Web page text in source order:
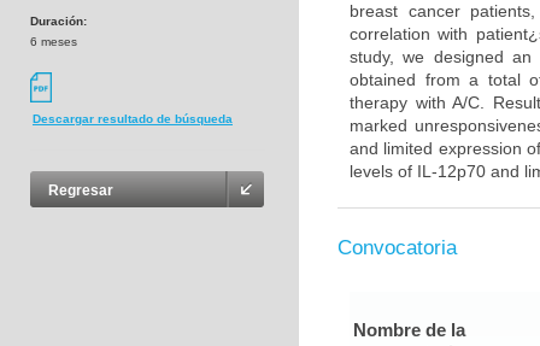
Duración:
6 meses
Descargar resultado de búsqueda
Regresar
breast cancer
correlation with
study, we designed
obtained from a total
therapy with A/C.
marked
and limited expression
levels of IL-12p70 and
Convocatoria
Nombre de la